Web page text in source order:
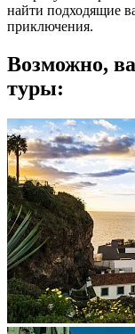
найти подходящие
приключения.
Возможно,
туры: